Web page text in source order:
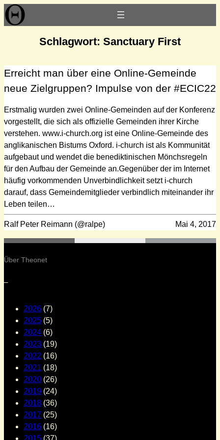
Zum
Inhalt
Schlagwort: Sanctuary First
Erreicht man über eine Online-Gemeinde
neue Zielgruppen? Impulse von der #ECIC22
Erstmalig wurden zwei Online-Gemeinden auf der Konferenz
vorgestellt, die sich als offizielle Gemeinden ihrer Kirche
verstehen. www.i-church.org ist eine Online-Gemeinde des
anglikanischen Bistums Oxford. i-church ist als Kommunität
aufgebaut und wendet die benediktinischen Mönchsregeln
für den Aufbau der Gemeinde an.Gegenüber der im Internet
häufig vorkommenden Unverbindlichkeit setzt i-church
darauf, dass Gemeindemitglieder verbindlich miteinander ihr
Leben teilen…
Ralf Peter Reimann (@ralpe) Mai 4, 2017
Über Theonet
–
2026 (7)
2025 (5)
2024 (6)
2023 (19)
2022 (16)
2021 (18)
2020 (26)
2019 (24)
2018 (36)
2017 (25)
2016 (16)